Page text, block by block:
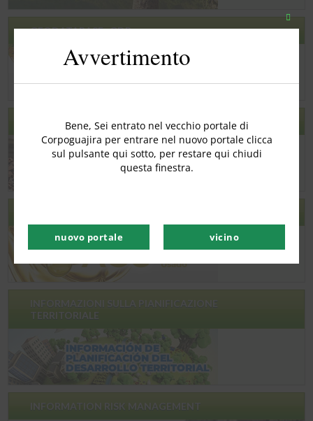
GEODATABASE -GDB
TERRITORIALE
INFORMATION RISK MANAGEMENT
Chiudi
Avvertimento
Bene, Sei entrato nel vecchio portale di
Corpoguajira per entrare nel nuovo portale clicca
sul pulsante qui sotto, per restare qui chiudi
questa finestra.
nuovo portale vicino